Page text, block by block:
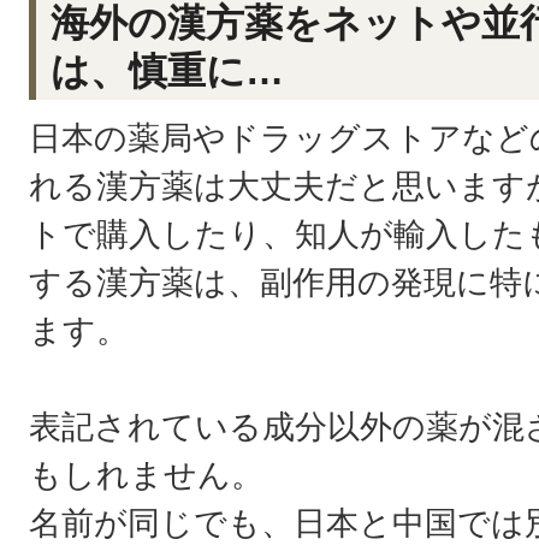
海外の漢方薬をネットや並
は、慎重に…
日本の薬局やドラッグストアな
れる漢方薬は大丈夫だと思いま
トで購入したり、知人が輸入し
する漢方薬は、副作用の発現に
ます。
表記されている成分以外の薬が
もしれません。
名前が同じでも、日本と中国で